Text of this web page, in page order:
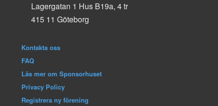
Lagergatan 1 Hus B19a, 4 tr
415 11 Göteborg
Kontakta oss
FAQ
Läs mer om Sponsorhuset
Privacy Policy
Registrera ny förening